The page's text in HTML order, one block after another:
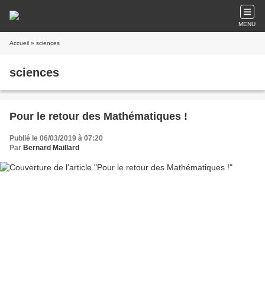
MENU
Accueil » sciences
sciences
Pour le retour des Mathématiques !
Publié le 06/03/2019 à 07:20
Par Bernard Maillard